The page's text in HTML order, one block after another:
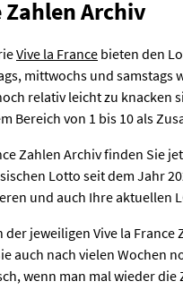
Zahlen Archiv
Vive la France bieten den
mittwochs und
relativ leicht zu knacken
Bereich von 1 bis 10 als
Zahlen Archiv finden Sie
Lotto seit dem Jahr
und auch Ihre aktuellen
der jeweiligen Vive la
auch nach vielen Wochen
wenn man mal wieder die